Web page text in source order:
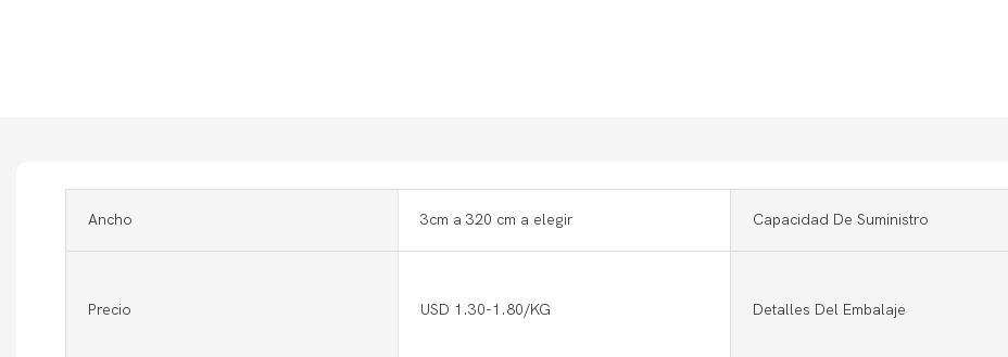
Ancho 3cm a 320 cm a elegir Capacidad De Suministro
Precio USD 1.30-1.80/KG Detalles Del Embalaje